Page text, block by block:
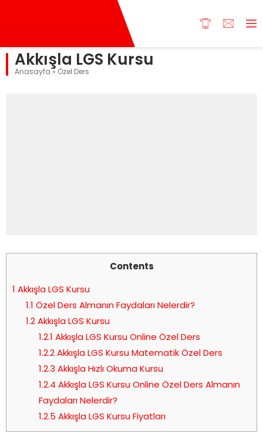
Akkışla LGS Kursu
Anasayfa » Özel Ders
Contents
1 Akkışla LGS Kursu
1.1 Özel Ders Almanın Faydaları Nelerdir?
1.2Akkışla LGS Kursu
1.2.1 Akkışla LGS Kursu Online Özel Ders
1.2.2 Akkışla LGS Kursu Matematik Özel Ders
1.2.3 Akkışla Hızlı Okuma Kursu
1.2.4 Akkışla LGS Kursu Online Özel Ders Almanın
Faydaları Nelerdir?
1.2.5 Akkışla LGS Kursu Fiyatları